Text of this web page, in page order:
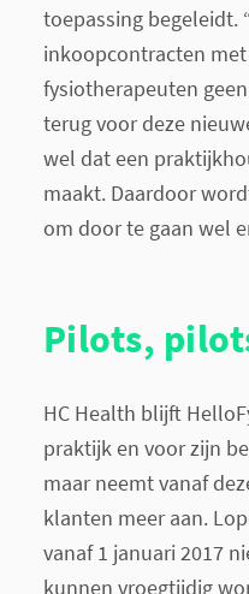
toepassing begeleidt.
inkoopcontracten
fysiotherapeuten
terug voor deze
wel dat een
maakt. Daardoor
om door te gaan wel
Pilots,
HC Health blijft
praktijk en voor zijn
maar neemt vanaf
klanten meer aan.
vanaf 1 januari 2017
kunnen vroegtijdig